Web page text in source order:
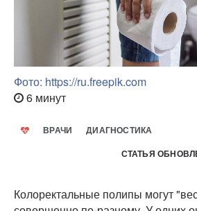
Фото: https://ru.freepik.com
6 минут
ВРАЧИ ДИАГНОСТИКА
СТАТЬЯ
Колоректальные полипы могут